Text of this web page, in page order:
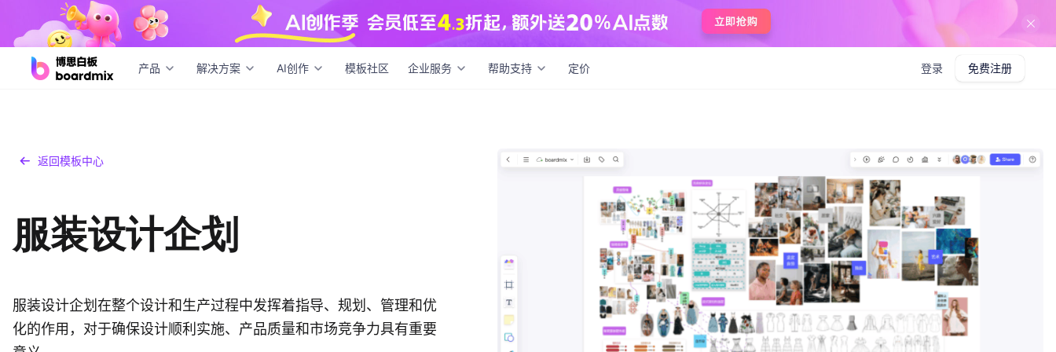
产品 解决方案 AI创作 模板社区 企业服务 帮助支持 定价 登录 免费注册
返回模板中心
服装设计企划
服装设计企划在整个设计和生产过程中发挥着指导、规划、管理和优
化的作用，对于确保设计顺利实施、产品质量和市场竞争力具有重要